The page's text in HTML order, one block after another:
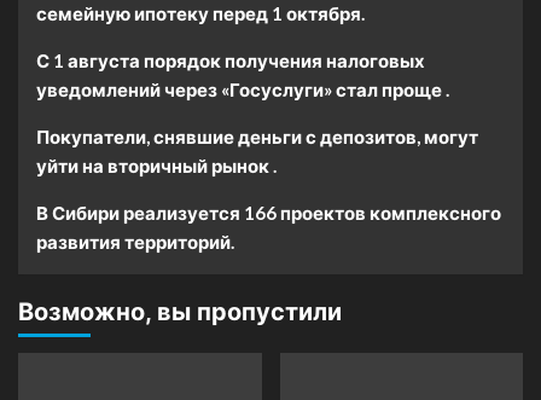
семейную ипотеку перед 1 октября.
С 1 августа порядок получения налоговых
уведомлений через «Госуслуги» стал проще .
Покупатели, снявшие деньги с депозитов, могут
уйти на вторичный рынок .
В Сибири реализуется 166 проектов комплексного
развития территорий.
Возможно, вы пропустили